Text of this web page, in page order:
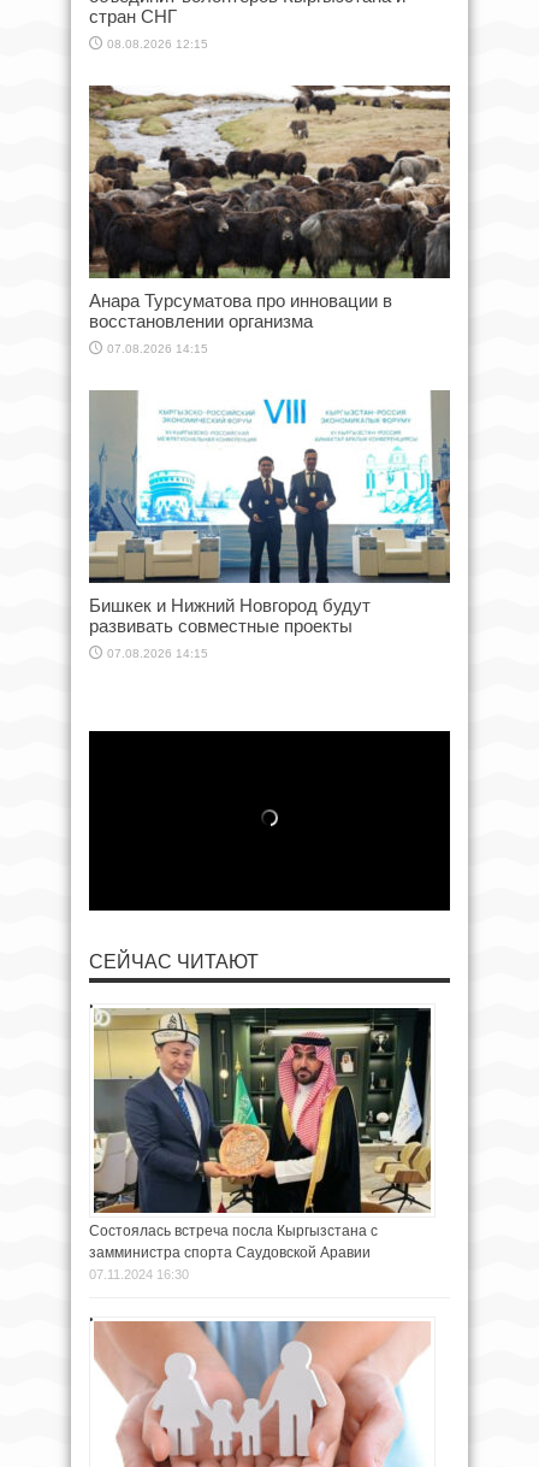
стран СНГ
08.08.2026 12:15
Анара Турсуматова про инновации в
восстановлении организма
07.08.2026 14:15
Бишкек и Нижний Новгород будут
развивать совместные проекты
07.08.2026 14:15
СЕЙЧАС ЧИТАЮТ
Состоялась встреча посла Кыргызстана с
замминистра спорта Саудовской Аравии
07.11.2024 16:30